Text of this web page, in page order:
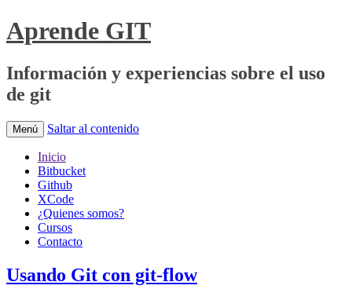
Aprende GIT
Información y experiencias sobre el uso
de git
Menú Saltar al contenido
Inicio
Bitbucket
Github
XCode
¿Quienes somos?
Cursos
Contacto
Usando Git con git-flow